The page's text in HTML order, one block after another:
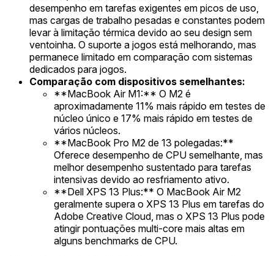
desempenho em tarefas exigentes em picos de uso,
mas cargas de trabalho pesadas e constantes podem
levar à limitação térmica devido ao seu design sem
ventoinha. O suporte a jogos está melhorando, mas
permanece limitado em comparação com sistemas
dedicados para jogos.
Comparação com dispositivos semelhantes:
**MacBook Air M1:** O M2 é
aproximadamente 11% mais rápido em testes de
núcleo único e 17% mais rápido em testes de
vários núcleos.
**MacBook Pro M2 de 13 polegadas:**
Oferece desempenho de CPU semelhante, mas
melhor desempenho sustentado para tarefas
intensivas devido ao resfriamento ativo.
**Dell XPS 13 Plus:** O MacBook Air M2
geralmente supera o XPS 13 Plus em tarefas do
Adobe Creative Cloud, mas o XPS 13 Plus pode
atingir pontuações multi-core mais altas em
alguns benchmarks de CPU.